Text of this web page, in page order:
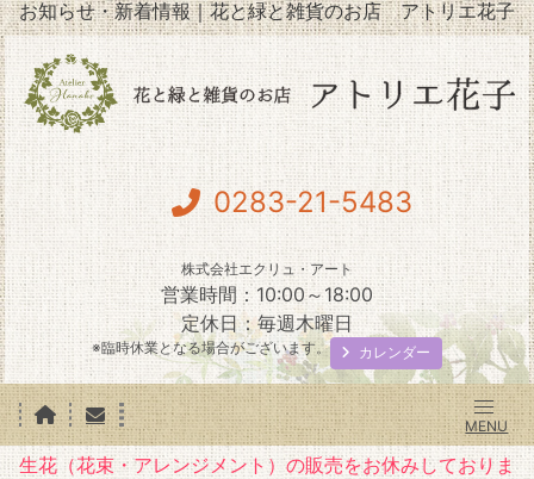
お知らせ・新着情報｜花と緑と雑貨のお店 アトリエ花子
0283-21-5483
株式会社エクリュ・アート
営業時間：10:00～18:00
定休日：毎週木曜日
※臨時休業となる場合がございます。 カレンダー
生花（花束・アレンジメント）の販売をお休みしておりま